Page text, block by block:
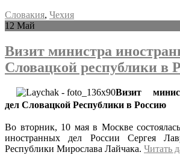
Словакия, Чехия
12 Май
Визит министра
Словацкой республики в
Визит
дел Словацкой Республики в Россию
Во вторник, 10 мая в Москве
иностранных дел России Сергея
Республики Мирослава Лайчака. Читать